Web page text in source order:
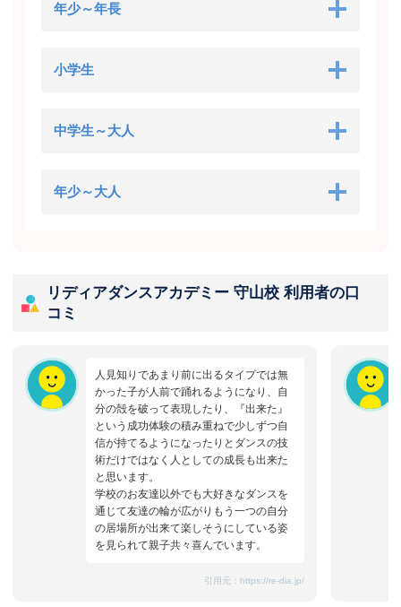
年少～年長
小学生
中学生～大人
年少～大人
リディアダンスアカデミー 守山校 利用者の口
コミ
人見知りであまり前に出るタイプでは無
かった子が人前で踊れるようになり、自
分の殻を破って表現したり、『出来た』
という成功体験の積み重ねで少しずつ自
信が持てるようになったりとダンスの技
術だけではなく人としての成長も出来た
と思います。
学校のお友達以外でも大好きなダンスを
通じて友達の輪が広がりもう一つの自分
の居場所が出来て楽しそうにしている姿
を見られて親子共々喜んでいます。
引用元： https://re-dia.jp/